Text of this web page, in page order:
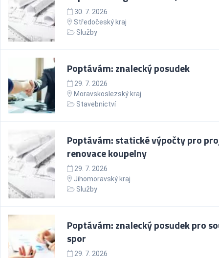
30. 7. 2026
Středočeský kraj
Služby
Poptávám: znalecký posudek
29. 7. 2026
Moravskoslezský kraj
Stavebnictví
Poptávám: statické výpočty pro
renovace koupelny
29. 7. 2026
Jihomoravský kraj
Služby
Poptávám: znalecký posudek pro
spor
29. 7. 2026